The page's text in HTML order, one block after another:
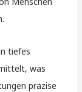
tiefes
was
präzise